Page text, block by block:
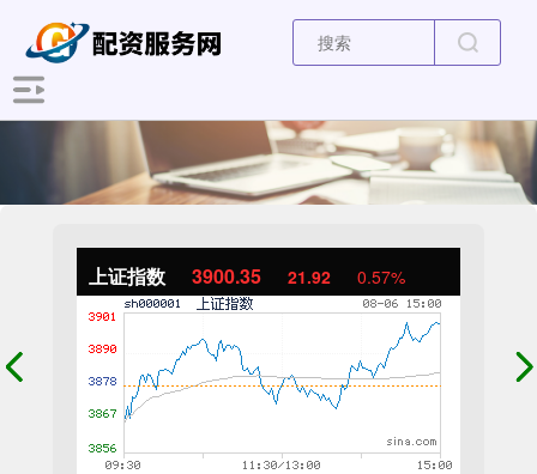
上证指数 3900.35 21.92 0.57%